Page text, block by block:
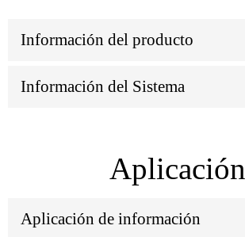
Información del producto
Información del Sistema
Aplicación
Aplicación de información